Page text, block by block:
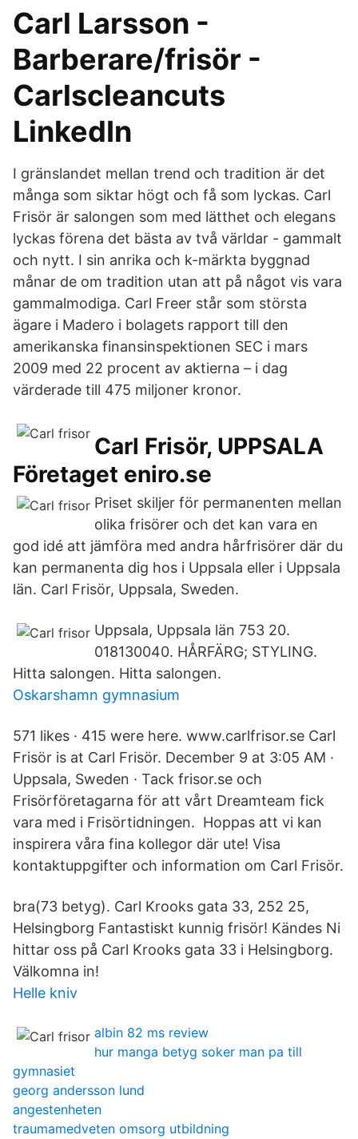
Carl Larsson -
Barberare/frisör -
Carlscleancuts
LinkedIn
I gränslandet mellan trend och tradition är det
många som siktar högt och få som lyckas. Carl
Frisör är salongen som med lätthet och elegans
lyckas förena det bästa av två världar - gammalt
och nytt. I sin anrika och k-märkta byggnad
månar de om tradition utan att på något vis vara
gammalmodiga. Carl Freer står som största
ägare i Madero i bolagets rapport till den
amerikanska finansinspektionen SEC i mars
2009 med 22 procent av aktierna – i dag
värderade till 475 miljoner kronor.
Carl Frisör, UPPSALA
Företaget eniro.se
Priset skiljer för permanenten mellan
olika frisörer och det kan vara en
god idé att jämföra med andra hårfrisörer där du
kan permanenta dig hos i Uppsala eller i Uppsala
län. Carl Frisör, Uppsala, Sweden.
Uppsala, Uppsala län 753 20.
018130040. HÅRFÄRG; STYLING.
Hitta salongen. Hitta salongen.
Oskarshamn gymnasium
571 likes · 415 were here. www.carlfrisor.se Carl
Frisör is at Carl Frisör. December 9 at 3:05 AM ·
Uppsala, Sweden · Tack frisor.se och
Frisörföretagarna för att vårt Dreamteam fick
vara med i Frisörtidningen. ️ Hoppas att vi kan
inspirera våra fina kollegor där ute! Visa
kontaktuppgifter och information om Carl Frisör.
bra(73 betyg). Carl Krooks gata 33, 252 25,
Helsingborg Fantastiskt kunnig frisör! Kändes Ni
hittar oss på Carl Krooks gata 33 i Helsingborg.
Välkomna in!
Helle kniv
albin 82 ms review
hur manga betyg soker man pa till
gymnasiet
georg andersson lund
angestenheten
traumamedveten omsorg utbildning